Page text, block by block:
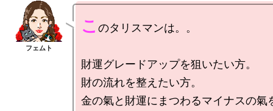
こ のタリスマンは。。
財運グレードアップを狙いたい方。
財の流れを整えたい方。
金の氣と財運にまつわるマイナスの氣